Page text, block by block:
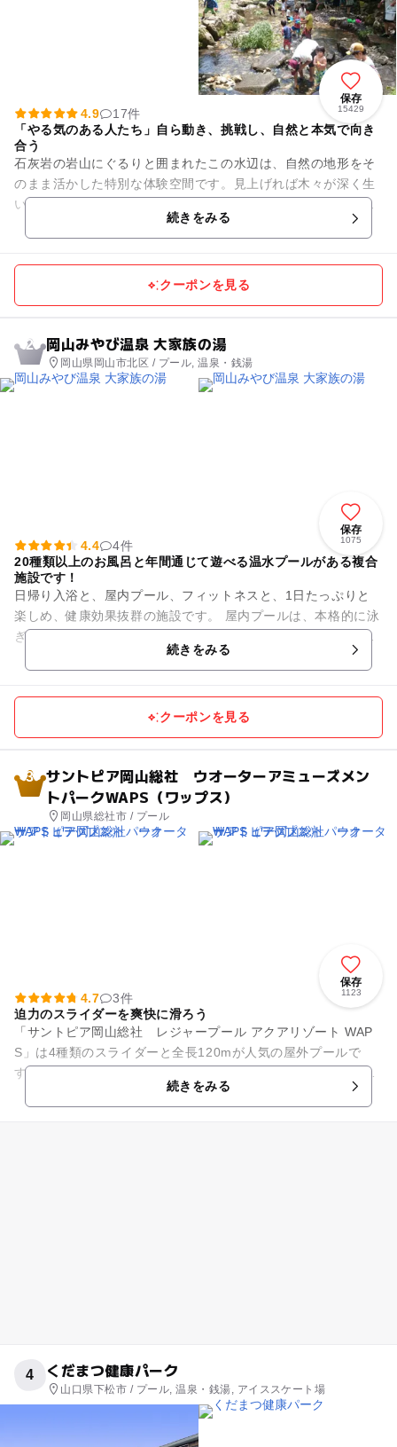
保存
15429
4.9
17件
「やる気のある人たち」自ら動き、挑戦し、自然と本気で向き
合う
石灰岩の岩山にぐるりと囲まれたこの水辺は、自然の地形をそ
のまま活かした特別な体験空間です。見上げれば木々が深く生
い茂り、やわらかな木漏れ日が差し込みます。谷あいを吹き抜
ける風はひんやりと心地よく...続きをみる
クーポンを見る
2 岡山みやび温泉 大家族の湯
岡山県岡山市北区 / プール, 温泉・銭湯
保存
1075
4.4
4件
20種類以上のお風呂と年間通じて遊べる温水プールがある複合
施設です！
日帰り入浴と、屋内プール、フィットネスと、1日たっぷりと
楽しめ、健康効果抜群の施設です。 屋内プールは、本格的に泳
ぎたい方から子供の水遊びまで幅広いリクエストにも応える施
続きをみる
クーポンを見る
3
サントピア岡山総社 ウオーターアミューズメン
トパークWAPS（ワップス）
岡山県総社市 / プール
保存
1123
4.7
3件
迫力のスライダーを爽快に滑ろう
「サントピア岡山総社 レジャープール アクアリゾート WAP
S」は4種類のスライダーと全長120mが人気の屋外プールで
す。特に全長70mある巨大なリバーライドスライダーは迫力満
続きをみる
4 くだまつ健康パーク
山口県下松市 / プール, 温泉・銭湯, アイススケート場